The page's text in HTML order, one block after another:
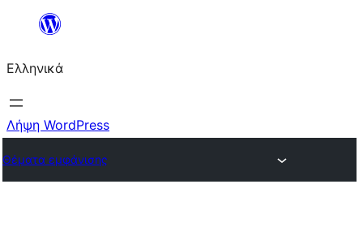
Μετάβαση
περιεχόμενο
Ελληνικά
Λήψη WordPress
Θέματα εμφάνισης